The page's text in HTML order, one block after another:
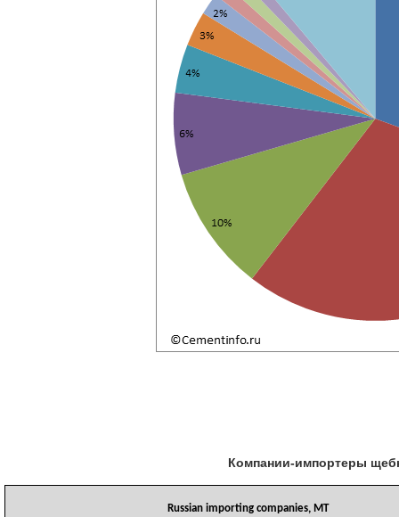
Компании-импортеры
Russian importing companies, MT